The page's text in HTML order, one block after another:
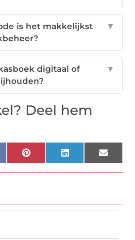
is het makkelijkst
▼
digitaal of
▼
Deel hem
PinterestLinkedInEmail